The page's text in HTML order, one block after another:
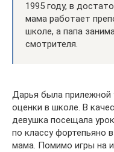
1995 году, в
мама работает
школе, а папа
смотрителя.
Дарья была прилежной
оценки в школе. В
девушка посещала
по классу фортепьяно
мама. Помимо игры на